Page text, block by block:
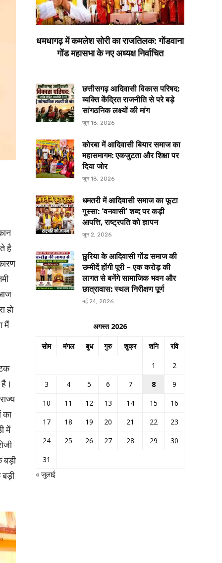
है
आज
हो
मैं
का
में
बड़ी
धमधागढ़ में कमलेश सोरी का राजतिलक: गोंडवाना
गोंड महासभा के नए अध्यक्ष निर्वाचित
छत्तीसगढ़ आदिवासी विकास परिषद:
व्यक्ति केंद्रित राजनीति से परे बड़े
सांगठनिक लक्ष्यों की मांग
जून 18, 2026
कोरबा में आदिवासी बियार समाज का
महासमागम: एकजुटता और शिक्षा पर
दिया जोर
जून 18, 2026
धमतरी में आदिवासी समाज का फूटा
गुस्सा: ‘वनवासी’ शब्द पर कड़ी
आपत्ति, राष्ट्रपति को ज्ञापन
जून 2, 2026
छुरिया के आदिवासी गोंड समाज की
उम्मीदें होंगी पूरी – एक करोड़ की
लागत से बनेंगे सामाजिक भवन और
छात्रावास: स्थल निरीक्षण पूर्ण
मई 24, 2026
अगस्त 2026
सोम मंगल बुध गुरु शुक्र शनि रवि
1
2
3
4 5 6 7 8
9
10
11 12 13 14 15
16
17
18 19 20 21 22
23
24
25 26 27 28 29
30
31
« जुलाई